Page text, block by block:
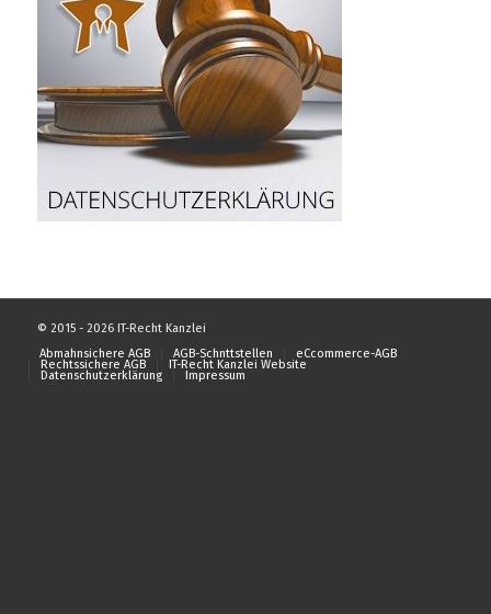
© 2015 - 2026 IT-Recht Kanzlei
Abmahnsichere AGB
AGB-Schnttstellen eCcommerce-AGB
Rechtssichere AGB IT-Recht Kanzlei Website
Datenschutzerklärung Impressum